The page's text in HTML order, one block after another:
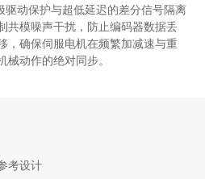
驱动保护与超低延迟的差分信号隔离
共模噪声干扰，防止编码器数据丢
，确保伺服电机在频繁加减速与重
械动作的绝对同步。
考设计